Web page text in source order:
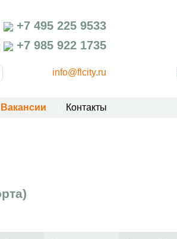
+7 495 225 9533
+7 985 922 1735
info@flcity.ru
Вакансии Контакты